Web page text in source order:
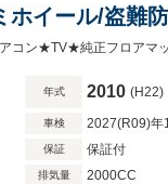
イール/盗難
グ/パワーウィ
年式 2010 (H22)
車検 2027(R09)年
保証 保証付
排気量 2000CC